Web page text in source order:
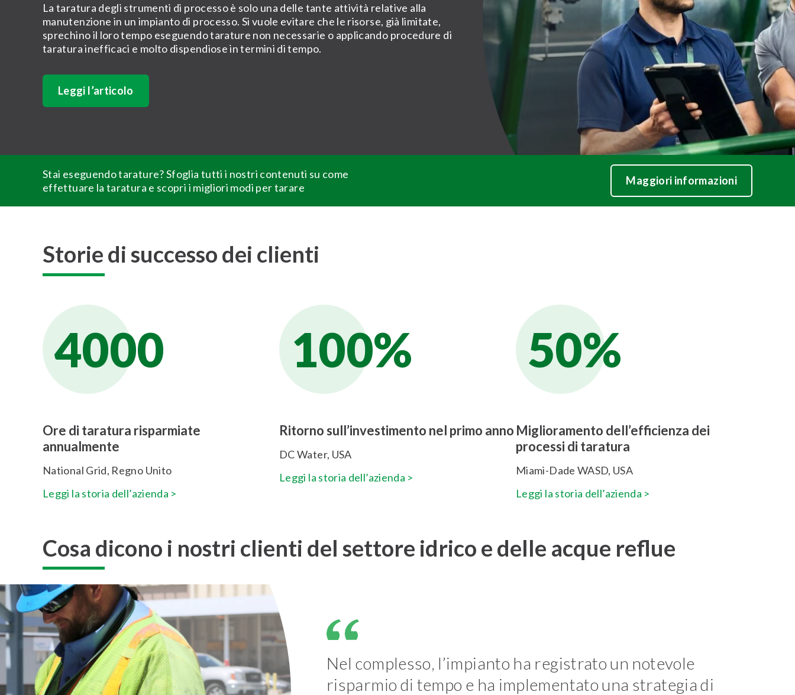
La taratura degli strumenti di processo è solo una delle tante attività relative alla
manutenzione in un impianto di processo. Si vuole evitare che le risorse, già limitate,
sprechino il loro tempo eseguendo tarature non necessarie o applicando procedure di
taratura inefficaci e molto dispendiose in termini di tempo.
Leggi l’articolo
Stai eseguendo tarature? Sfoglia tutti i nostri contenuti su come
effettuare la taratura e scopri i migliori modi per tarare
Maggiori informazioni
Storie di successo dei clienti
4000
Ore di taratura risparmiate
annualmente
National Grid, Regno Unito
Leggi la storia dell’azienda >
100%
Ritorno sull’investimento nel primo anno
DC Water, USA
Leggi la storia dell’azienda >
50%
Miglioramento dell’efficienza dei
processi di taratura
Miami-Dade WASD, USA
Leggi la storia dell’azienda >
Cosa dicono i nostri clienti del settore idrico e delle acque reflue
Nel complesso, l’impianto ha registrato un notevole
risparmio di tempo e ha implementato una strategia di